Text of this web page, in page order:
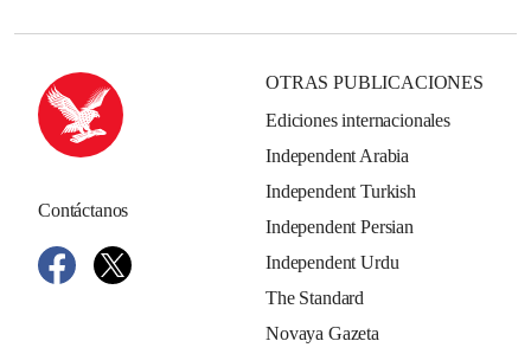
Contáctanos
OTRAS PUBLICACIONES
Ediciones internacionales
Independent Arabia
Independent Turkish
Independent Persian
Independent Urdu
The Standard
Novaya Gazeta